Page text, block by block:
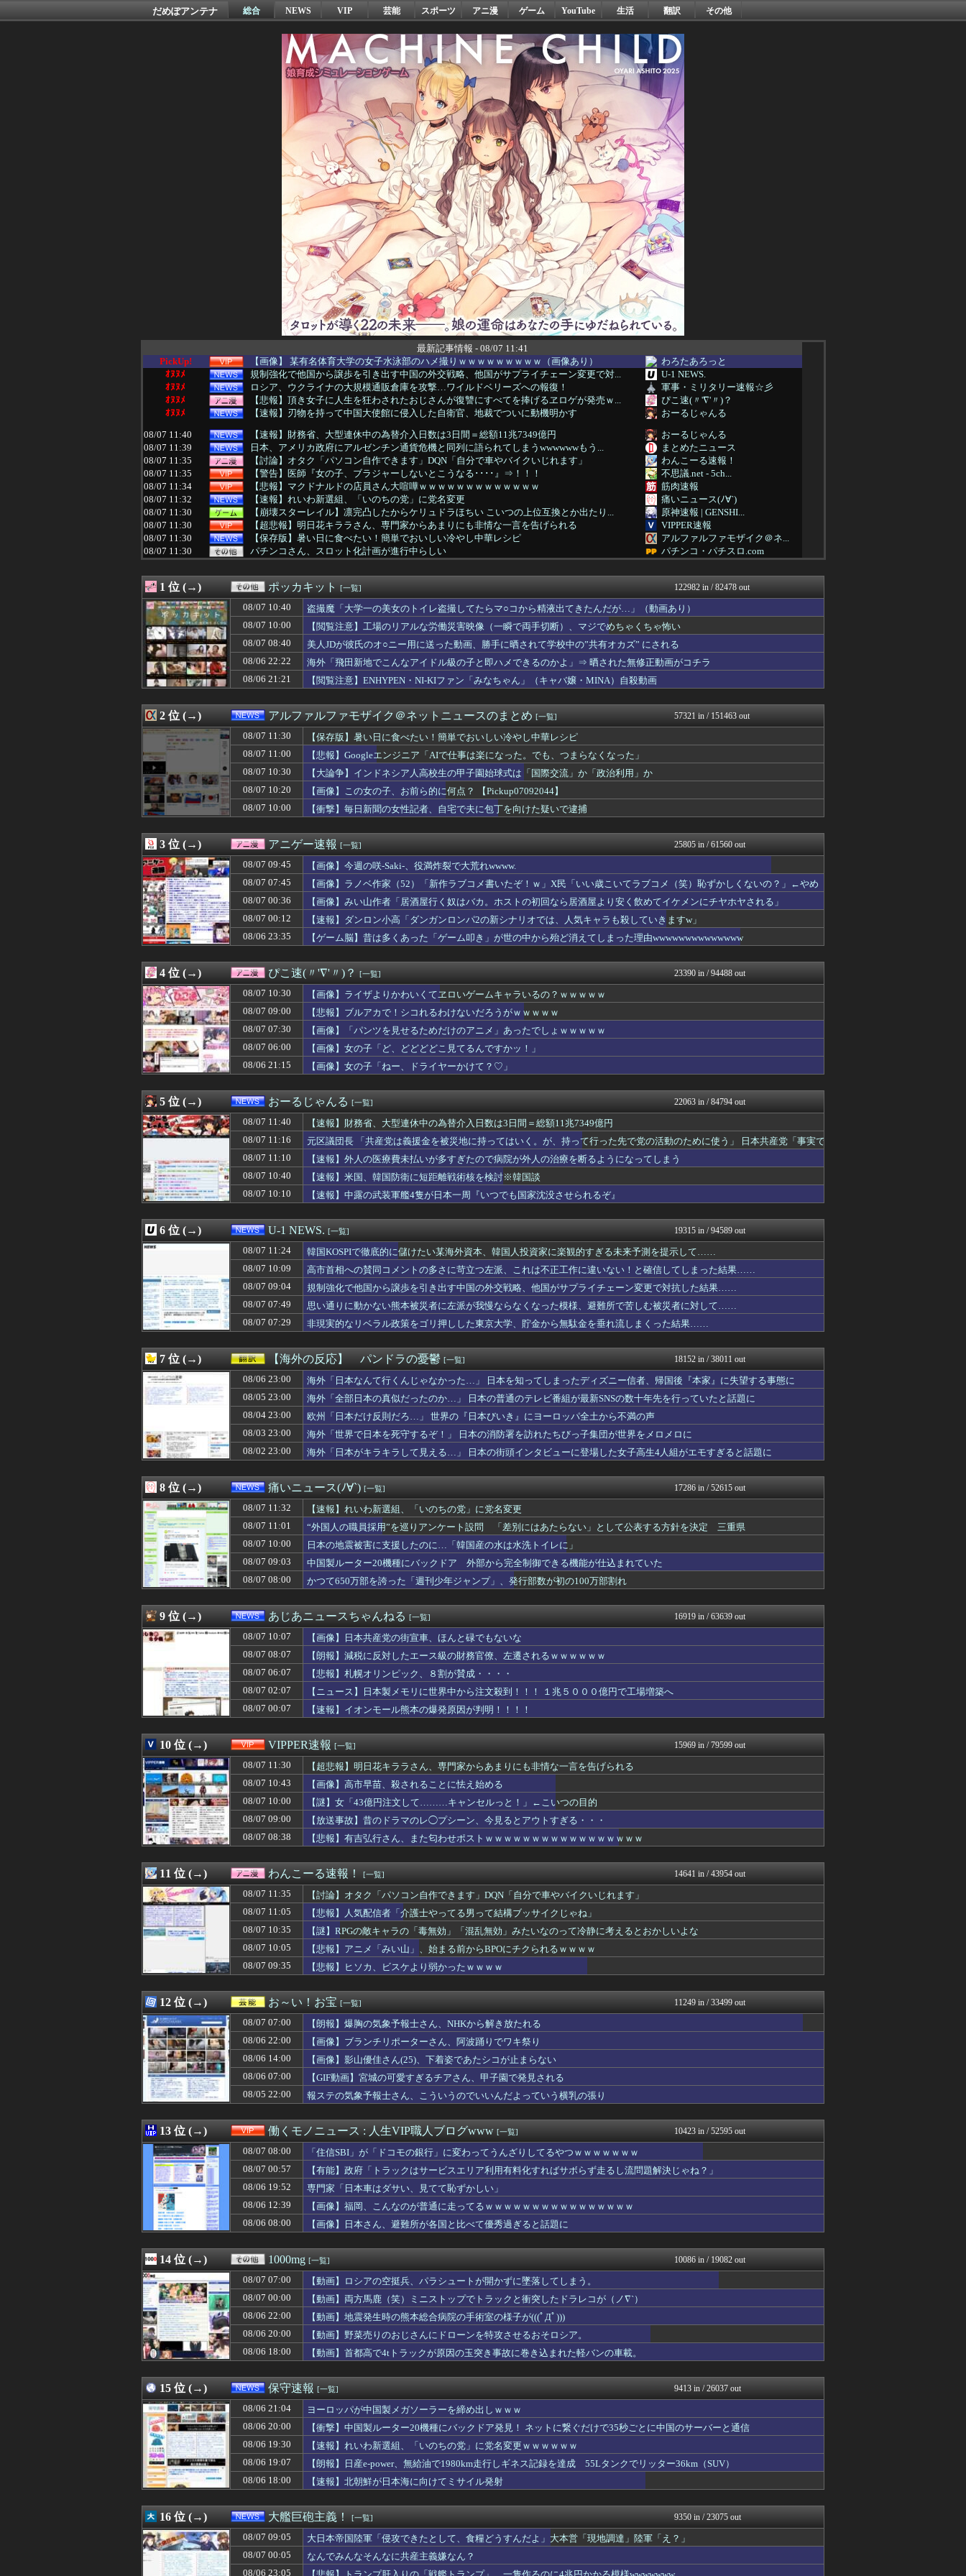
だめぽアンテナ 総合 NEWS VIP 芸能 スポーツ アニ漫 ゲーム YouTube 生活 翻訳 その他
最新記事情報 - 08/07 11:41
PickUp!
【画像】 某有名体育大学の女子水泳部のハメ撮りｗｗｗｗｗｗｗｗｗ（画像あり）
わろたあろっと
ｵﾇﾇﾒ
規制強化で他国から譲歩を引き出す中国の外交戦略、他国がサプライチェーン変更で対...
U-1 NEWS.
ｵﾇﾇﾒ
ロシア、ウクライナの大規模通販倉庫を攻撃…ワイルドベリーズへの報復！
軍事・ミリタリー速報☆彡
ｵﾇﾇﾒ
【悲報】頂き女子に人生を狂わされたおじさんが復讐にすべてを捧げるヱロゲが発売ｗ...
ぴこ速(〃'∇'〃)？
ｵﾇﾇﾒ
【速報】刃物を持って中国大使館に侵入した自衛官、地裁でついに動機明かす
おーるじゃんる
08/07 11:40
【速報】財務省、大型連休中の為替介入日数は3日間＝総額11兆7349億円
おーるじゃんる
08/07 11:39
日本、アメリカ政府にアルゼンチン通貨危機と同列に語られてしまうwwwwwwもう...
まとめたニュース
08/07 11:35
【討論】オタク「パソコン自作できます」DQN「自分で車やバイクいじれます」
わんこーる速報！
08/07 11:35
【警告】医師『女の子、ブラジャーしないとこうなる････』⇒！！！
不思議.net - 5ch...
08/07 11:34
【悲報】マクドナルドの店員さん大喧嘩ｗｗｗｗｗｗｗｗｗｗｗｗｗ
筋肉速報
08/07 11:32
【速報】れいわ新選組、「いのちの党」に党名変更
痛いニュース(ﾉ∀`)
08/07 11:30
【崩壊スターレイル】凛完凸したからケリュドラほちい こいつの上位互換とか出たり...
原神速報 | GENSHI...
08/07 11:30
【超悲報】明日花キララさん、専門家からあまりにも非情な一言を告げられる
VIPPER速報
08/07 11:30
【保存版】暑い日に食べたい！簡単でおいしい冷やし中華レシピ
アルファルファモザイク＠ネ...
08/07 11:30
パチンコさん、スロット化計画が進行中らしい
パチンコ・パチスロ.com
08/07 11:29
【参政党】神谷代表、食料品の消費減税「天下の愚策だ」と批判
日本第一！ニュース録
08/07 11:25
【悲報】風俗嬢と旅行に行った結果ｗｗｗｗｗｗｗｗｗｗwwww
バズッター速報
08/07 11:24
「ウルトラマンゼロコスモライズ～集え！光の勇者たち～」8月14日(金)配信決定...
ヒーローNEWS
08/07 11:24
韓国KOSPIで徹底的に儲けたい某海外資本、韓国人投資家に楽観的すぎる未来予測...
U-1 NEWS.
08/07 11:20
桑原将志(西) 打率.236(203-48) 3本 15打点 出塁率.305 ...
なんじぇいスタジアム＠なん...
08/07 11:19
【悲報】今の小学生のなりたい職業ランキング、ガチで終わる
ぶる速-VIP
08/07 11:18
理想的な年の取り方をしている人
怒り新党～仕返し・復讐・修...
08/07 11:18
【画像】NHK宮﨑あずさアナの胸がデカいと話題になる
アナ速‐女子アナ画像速報
08/07 11:18
【悲報】ブラジルでサッカーの人気がなくなってしまった理由ｗｗｗｗｗｗｗ
08/07 11:18
【朗報】マリオカート「1位弱いです、ドリフト加速します、排気量低いです」←こい...
アニはつ -アニメ発信場-
08/07 11:17
Anduril社が自律型ティルトローター攻撃ドローンのコンセプトで衝撃を与える...
軍事・ミリタリー速報☆彡
08/07 11:16
【朗報】女子陸上選手「過度な撮影制限はやめて欲しい、私のお尻は問題ない」
08/07 11:16
元区議団長 「共産党は義援金を被災地に持ってはいく。が、持って行った先で党の活...
おーるじゃんる
08/07 11:15
【高校野球】青森山田のユニフォームが話題沸騰「涼しそう」「熱中症対策では」「T...
08/07 11:15
増水した川に取り残されたアライグマ、パドルボードで救助されて人の脚の下に潜り込...
08/07 11:15
看護学校通ってる女友達に聞いたら実技実習があるらしい→こうなるwww
まとめCUP
08/07 11:13
神「お前に彼女を与える。『顔』『性格』『体型』に200ポイントを振り分けよ」←...
ダイエット速報＠2ちゃんね...
08/07 11:12
【正論】ナイナイ岡村に世の夫たちが『大共感』してしまうｗｗｗｗｗｗｗｗ
08/07 11:12
浮気相手との性行為時間→3時間、嫁との性行為時間→15分wwwwwwwww
浮気ちゃんねる
08/07 11:12
Amazon、汗が飛び散る灼熱の「マンガ毎週末セール（50%還元）」を開催！
ゴールデンタイムズ
08/07 11:11
【NBA】カーメロ・アンソニーの2年前のブランソンの減額に対する発言が掘り返さ...
08/07 11:10
ダルビッシュ有さん、完全に忘れられる
なんじぇいスタジアム＠なん...
08/07 11:10
【速報】外人の医療費未払いが多すぎたので病院が外人の治療を断るようになってしま...
おーるじゃんる
08/07 11:09
【夢が叶う】桃鈴ねね 1st Live 「花咲く＊ねねねねねねねね超開花！」！...
トレンドの通り道
08/07 11:09
【動画】エ♡チな格好の女の子、カードが拾えなくて詰むｗｗｗｗｗｗｗ
うしみつ-5chまとめ-
08/07 11:08
【画像あり】ジャグラーってここまでやらないと勝てないんだよな
スロ板-RUSH
08/07 11:08
【動画】中国の電動バイクが発火炎上
サイ速
08/07 11:05
【画像】むちむち女子バレーボール選手さん、マジで脱いでしまうｗｗｗｗｗｗｗ
女子アナお宝画像速報－5c...
08/07 11:05
【画像】生活保護女「これが私の今月の家計簿です。これのどこが“いい思い”してる...
不思議.net - 5ch...
08/07 11:05
リゼロ初めて見てるんだけど別に主人公うざくなくね？
08/07 11:05
【悲報】週間少年ジャンプのグッズ(43億円分)を注文し全てキャンセルした女逮捕...
カンダタ速報
08/07 11:04
アメリカ「ヤニねこは黒人をネコ娘にして黒人差別を描いた社会派アニメだ」
08/07 11:03
青葉坂46さん、ついに大変なことが発覚する・・・
08/07 11:03
全員小学4年のロリコンアイドル。これ開いたやつはロリコン確定 ｗｗｗｗ
08/07 11:02
ガンダムエースが謝罪…人気カード付録で2026年9月号が全国的に入手困難に
GUNDAM.LOG｜ガン...
08/07 11:02
ロッテ毛利海大、vs西武0.92 vsその他7.41
08/07 11:01
“外国人の職員採用”を巡りアンケート設問 「差別にはあたらない」として公表する...
痛いニュース(ﾉ∀`)
08/07 11:01
【ウマ娘】世間じゃなんか小さくてかわいい奴が流行ってるらしいな？
ウマ娘まとめ速報うまろぐ
08/07 11:00
従姉妹の娘が「ワイニートのジッジ（金持ち）」にやたら会いに来る理由ｗｗｗｗｗ
08/07 11:00
【悲報】Googleエンジニア「AIで仕事は楽になった。でも、つまらなくなった...
アルファルファモザイク＠ネ...
宮﨑あずさアナ セクシーノースリーブ！！
アナきゃぷ速報
08/07 11:00
Vチューバーはたかがゲームやってるだけでなぜ大金を稼げると思っているのか？
ゲーム実況者速報＠YouT...
08/07 11:00
生涯治るかわからない病気で障害年金1級になった私。だが母に姪へのプレゼントを強...
08/07 11:00
【中編】実家が遠くて里帰りできない私に義母達が義実家に来るよう勧めてくる。3D...
修羅場ライフ速報
08/07 11:00
【セール】Dell、HP、NEC、ASUSなどのノートパソコンがセール中！
08/07 11:00
【VTuber】Google Play「選抜！推しナイン発表会」出演者発表！『...
08/07 11:00
【熊本地震】共産党・寺本けんた「災害募金に関するデマを流す人は被災地への支援を...
モナニュース
08/07 11:00
影山優佳の最新の『下半身』ガチでエグいって・・・
乃木通 乃木坂46櫻坂46...
44歳無職です。精神科に通院中で生活保護を受けてます。妻に酷いことばかりしたの...
すまいる(^-^)ぶろぐ
08/07 11:00
「深酒を控えて」熊本県警がXで注意喚起 「泥酔者」通報頻発、これは地震被害の影...
みそパンNEWS
08/07 11:00
【1/2】夫と死別して実家に戻った私に弟嫁が「男の子だったらあげますよ☆」と妊...
修羅の華-家庭・生活まとめ
08/07 11:00
ムーキーベッツ 打率.233 OPS.685 12年契約 残り8年
MLB NEWS@まとめ
08/07 11:00
【魚】琉球大、宮古島沖で世界2例目・日本初記録の「コモレビアゴアマダイ」発見
常識的に考えた
08/07 11:00
韓国人「撤去対象の最下位等級の橋がヤバすぎる…上はバス、下は散歩道」→「地方自...
韓国ニュース反応まとめ
08/07 11:00
おすすめの脱毛サロン教えてくれよ
ファ板速報
08/07 10:59
一ノ瀬美空ちゃん、本日の｢タダイマ！｣に生出演！！！【乃木坂46】
08/07 10:59
【朗報】Amazon、汗が飛び散る灼熱の「マンガ毎週末セール（50%還元）」を...
ガジェット2ch
08/07 10:57
トイレが一つしかない居酒屋で友人がトイレに籠もってしまった。他の客が我慢の限界...
怒り新党～仕返し・復讐・修...
08/07 10:57
管理会社「エレベーターホールでは遊ばせないでください」私「うちの子じゃないんで...
素敵な鬼女様
この若者言葉の意味分かるならプラス
08/07 10:56
アメリカ発のカジュアルアウトドアブランド「MADDEN（メデン）」のポップアッ...
ファ板速報
08/07 10:56
ナノ・ユニバース、「2026 AUTUMN WINTER PRE ORDER」...
ファ板速報
08/07 10:56
すべてのキャリー・ブラッドショーファンに贈る、Desigualのニュースペーパ...
ファ板速報
08/07 10:56
STACCATO、2026年秋コレクションを発表 8月26日より新作アイテムを...
ファ板速報
08/07 10:56
rienda 20周年記念 乃木坂46 金川紗耶氏を26AW LOOKモデルに...
08/07 10:56
GLOBAL WORKとReebokが初のコラボレーション！名作「CLUB C...
08/07 10:55
高校野球でミスして負けたらそれを一生引きずる事になるって残酷すぎるよな
なんじぇいスタジアム＠なん...
08/07 10:55
【動画】昔のドラマのレ●プシーン、リアルすぎて今見ると完全にアウト
もみあげチャ～シュ～
08/07 10:55
「プチプチ」の川上産業、「プチプチ株式会社」に社名変更 創業58年で [8/...
08/07 10:52
【櫻坂46】メンバー＆OGがラヴィット出演へ！！！
櫻坂46まとめもり～
08/07 10:50
嫁からマジで離婚を切り出されている。俺がネトゲしすぎて全くかまわなかったのが原...
かぞくちゃんねる
08/07 10:50
【問題山積み】結婚記念日に行為拒否された理由がコレwwww旦那の「アル中」生活...
気団まとめ-噫無情-｜嫁・...
08/07 10:47
某ガチャガチャ売場「店内放送でお探しものがありましたらお気軽に近くの従業員へお...
スマブラ屋さん | スマブ...
08/07 10:47
ラジオ体操の子どもの騒がしさ
怒り新党～仕返し・復讐・修...
08/07 10:46
【朗報】アラブ、秋田県に2兆円の投資ｗｗｗｗｗｗｗｗｗ
【朗報】学生なのに月１億稼ぐ嬢、発見される
【画像】高市早苗、殺されることに怯え始める
VIPPER速報
08/07 10:42
長瀬智也さん、バイク画像を投稿するも見た目が汚らしいとネットの女性たちから批判...
08/07 10:41
【画像】カンニング竹山、目の前で嫁を寝取られてて草wwwww
BIPブログ
08/07 10:40
【朗報】杉谷拳士さん、打者としていまいちだった理由が判明ｗｗｗｗｗｗｗｗｗｗｗ
なんじぇいスタジアム＠なん...
08/07 10:40
エッセイスト「原爆を二度と使わせてはならない」→「もちろん中国の核も非難する？...
にゅーすアルー！
08/07 10:40
【速報】米国、韓国防衛に短距離戦術核を検討※韓国談
おーるじゃんる
08/07 10:39
年上の部下への注意の仕方
怒り新党～仕返し・復讐・修...
08/07 10:39
【悲報】町のお弁当屋さん「申し訳ないが消費税1%になったらその分商品代を値上げ...
08/07 10:39
保険屋のおばちゃんが苦手。用事あって家に来てもらったらずっと自分の話ばかり3,...
08/07 10:39
カルティエ
怒り新党～仕返し・復讐・修...
08/07 10:39
友人の親が営む店で車を購入しただけなのに、友人から「裏切った」と責められるよう...
08/07 10:39
【画像】ヤバすぎるペアルック、発見されるｗｗｗwｗｗｗｗｗｗｗｗｗ
08/07 10:36
【悲報】財務省、大型連休中の為替介入額がとんでもないことに！これって俺たちの税...
【サッカー まとめ】サカラ...
08/07 10:35
【謎】RPGの敵キャラの「毒無効」「混乱無効」みたいなのって冷静に考えるとおか...
わんこーる速報！
08/07 10:35
中国にて、誰も欲しがらないEVを「売れたこと」にして補助金を騙し取る事案が横行...
まとめたニュース
08/07 10:35
【画像】見せブラ、流行る！！！！！⇒ｗｗ
不思議.net - 5ch...
08/07 10:34
【女子バレー】185センチ・木村沙織、息子に「高い高い」求められ衝撃展開激白 ...
08/07 10:33
SHEINのブラのレビューで画像有りのフィルタ使うと素人のおっぱい見放題ｗｗｗ...
08/07 10:32
不倫相手(男)の「心」を完全に掴んだ私、こうなってしまう・・・
浮気ちゃんねる
08/07 10:31
西武ファンなんやが まだイケるか？言うてそこまで深刻な状況ちゃうよな？
なんJ PRIDE
彼女が失踪して4年になるんだけど
海外の反応：韓国サッカー協会、国際審判員らを性接待
08/07 10:30
【修羅場】嫁友が「浮気相手にして」→オレが応じないと嘘言いふらしやがった結果ｗ...
気団まとめ-噫無情-｜嫁・...
08/07 10:30
嫁は本当にいい女ですごく美人。しかしエリートイケメンとの度重なるウワキ。そして...
オーバージョイド！
08/07 10:30
【画像】ライザよりかわいくてヱロいゲームキャラいるの？ｗｗｗｗｗ
ぴこ速(〃'∇'〃)？
08/07 10:30
【悲報】保護者「修学旅行は無料化するべき。体験格差を放置するのか」←これ
08/07 10:30
高杉騎手、今週も騎乗なし
08/07 10:30
【ドラゴンボール】カカロット、唐突に独身煽りを初めてしまう…
ああ言えばForYou
08/07 10:30
【崩壊スターレイル】4.7ってちょうどオンパロスカレンダーの謎の印の日にリリー...
原神速報 | GENSHI...
08/07 10:30
[バンダイナムコHD]2027年3月期 第1四半期 決算関連資料公開。上期業績...
08/07 10:30
ナイターってフライ捕るの難しすぎじゃね？
08/07 10:30
パチンコ配信者さん、ミスでSEEDをパンクさせてしまう…
パチンコ・パチスロ.com
08/07 10:29
巨人・高梨雄平、お泊まり不倫愛
なんJ（まとめては）いかん...
08/07 10:29
【謎】『読売巨人軍第○代4番打者』←これほど意味不明な称号ってないよな
なんじぇいスタジアム＠なん...
08/07 10:29
韓国サッカー協会 2011～12年に外国人審判員・監督官ら10数人を性接待（W...
08/07 10:29
私「私と結婚して幸せ？」旦那「お前もそう思うだろ？」→その返事が忘れられず、後...
修羅場ハザード -復讐・D...
08/07 10:29
【朗報】キングダムの河了貂、覚醒する
漫画まとめ速報
08/07 10:29
岸田文雄元首相､円安を阻止するために日米の通貨当局が実施した為替介入は｢一時し...
日本第一！ニュース録
08/07 10:28
【画像】今井春花キャスターの巨乳とクビレが凄すぎる
08/07 10:26
海外「日本で買ったもので自分の国に戻ってからも使い続けてるものってある？」
08/07 10:25
【驚愕】風俗で3Pにハマりすぎた結果ｗｗｗｗｗｗｗｗｗｗwwww
バズッター速報
08/07 10:25
CV石川由依、良キャラ多過ぎ問題ｗｗ
ゲーム魔人
08/07 10:23
【衝撃】「売れるアニメタイトルの凄い法則」に気付いたｗｗｗｗこの法則は…凄すぎ...
デジタルニューススレッド
08/07 10:22
米沢りかのエッセイ漫画で知ってあこがれてたの
ねこのあまやどり
08/07 10:20
DeNA・松尾汐恩、盗塁阻止率 .217で、12球団13人中12位（8月5日現...
08/07 10:20
フランス人「欲張りすぎだ」中村敬斗、ランス残留の可能性を会長が示唆！移籍金が交...
08/07 10:20
【画像】この女の子、お前ら的に何点？ 【Pickup07092044】
アルファルファモザイク＠ネ...
08/07 10:20
ナポリタンスパゲッティ、野菜サラダ←ここに１品加えて最強しろ
なんじぇいスタジアム＠なん...
08/07 10:19
【画像】メキシコのアニオタ、爆乳ｗｗｗ
08/07 10:18
私の誕生日に旦那飲みに行く
08/07 10:18
【衝撃】保護者「修学旅行は無料化するべき。体験格差を放置するのか」←これｗｗｗ...
NEWSぽけまとめーる
08/07 10:16
総資産7億円投資家・桐谷さん大腸がんに「もっとお金使って遊べばよかった」 なんJ PRIDE
1 位 (→) ポッカキット [一覧] 122982 in / 82478 out
08/07 10:40
盗撮魔「大学一の美女のトイレ盗撮してたらマ○コから精液出てきたんだが…」（動画あり）
08/07 10:00
【閲覧注意】工場のリアルな労働災害映像（一瞬で両手切断）、マジでめちゃくちゃ怖い
08/07 08:40
美人JDが彼氏のオ○ニー用に送った動画、勝手に晒されて学校中の”共有オカズ” にされる
08/06 22:22
海外「飛田新地でこんなアイドル級の子と即ハメできるのかよ」⇒ 晒された無修正動画がコチラ
08/06 21:21
【閲覧注意】ENHYPEN・NI-KIファン「みなちゃん」（キャバ嬢・MINA）自殺動画
2 位 (→) アルファルファモザイク＠ネットニュースのまとめ [一覧] 57321 in / 151463 out
08/07 11:30
【保存版】暑い日に食べたい！簡単でおいしい冷やし中華レシピ
08/07 11:00
【悲報】Googleエンジニア「AIで仕事は楽になった。でも、つまらなくなった」
08/07 10:30
【大論争】インドネシア人高校生の甲子園始球式は「国際交流」か「政治利用」か
08/07 10:20
【画像】この女の子、お前ら的に何点？ 【Pickup07092044】
08/07 10:00
【衝撃】毎日新聞の女性記者、自宅で夫に包丁を向けた疑いで逮捕
3 位 (→) アニゲー速報 [一覧] 25805 in / 61560 out
08/07 09:45
【画像】今週の咲-Saki-、役満炸裂で大荒れwwww.
08/07 07:45
【画像】ラノベ作家（52）「新作ラブコメ書いたぞ！ｗ」X民「いい歳こいてラブコメ（笑）恥ずかしくないの？」←やめ
たれｗと話題に
08/07 00:36
【画像】みい山作者「居酒屋行く奴はバカ。ホストの初回なら居酒屋より安く飲めてイケメンにチヤホヤされる」
08/07 00:12
【速報】ダンロン小高「ダンガンロンパ2の新シナリオでは、人気キャラも殺していきますw」
08/06 23:35
【ゲーム脳】昔は多くあった「ゲーム叩き」が世の中から殆ど消えてしまった理由wwwwwwwwwwwwww
4 位 (→) ぴこ速(〃'∇'〃)？ [一覧] 23390 in / 94488 out
08/07 10:30
【画像】ライザよりかわいくてヱロいゲームキャラいるの？ｗｗｗｗｗ
08/07 09:00
【悲報】ブルアカで！シコれるわけないだろうがｗｗｗｗｗ
08/07 07:30
【画像】「パンツを見せるためだけのアニメ」あったでしょｗｗｗｗｗ
08/07 06:00
【画像】女の子「ど、どどどどこ見てるんですかッ！」
08/06 21:15
【画像】女の子「ねー、ドライヤーかけて？♡」
5 位 (→) おーるじゃんる [一覧] 22063 in / 84794 out
08/07 11:40
【速報】財務省、大型連休中の為替介入日数は3日間＝総額11兆7349億円
08/07 11:16
元区議団長 「共産党は義援金を被災地に持ってはいく。が、持って行った先で党の活動のために使う」 日本共産党「事実で
はありません」
08/07 11:10
【速報】外人の医療費未払いが多すぎたので病院が外人の治療を断るようになってしまう
08/07 10:40
【速報】米国、韓国防衛に短距離戦術核を検討※韓国談
08/07 10:10
【速報】中露の武装軍艦4隻が日本一周『いつでも国家沈没させられるぞ』
6 位 (→) U-1 NEWS. [一覧] 19315 in / 94589 out
08/07 11:24
韓国KOSPIで徹底的に儲けたい某海外資本、韓国人投資家に楽観的すぎる未来予測を提示して……
08/07 10:09
高市首相への賛同コメントの多さに苛立つ左派、これは不正工作に違いない！と確信してしまった結果……
08/07 09:04
規制強化で他国から譲歩を引き出す中国の外交戦略、他国がサプライチェーン変更で対抗した結果……
08/07 07:49
思い通りに動かない熊本被災者に左派が我慢ならなくなった模様、避難所で苦しむ被災者に対して……
08/07 07:29
非現実的なリベラル政策をゴリ押しした東京大学、貯金から無駄金を垂れ流しまくった結果……
7 位 (→) 【海外の反応】 パンドラの憂鬱 [一覧] 18152 in / 38011 out
08/06 23:00
海外「日本なんて行くんじゃなかった…」 日本を知ってしまったディズニー信者、帰国後『本家』に失望する事態に
08/05 23:00
海外「全部日本の真似だったのか…」 日本の普通のテレビ番組が最新SNSの数十年先を行っていたと話題に
08/04 23:00
欧州「日本だけ反則だろ…」 世界の『日本びいき』にヨーロッパ全土から不満の声
08/03 23:00
海外「世界で日本を死守するぞ！」 日本の消防署を訪れたちびっ子集団が世界をメロメロに
08/02 23:00
海外「日本がキラキラして見える…」 日本の街頭インタビューに登場した女子高生4人組がエモすぎると話題に
8 位 (→) 痛いニュース(ﾉ∀`) [一覧] 17286 in / 52615 out
08/07 11:32
【速報】れいわ新選組、「いのちの党」に党名変更
08/07 11:01
“外国人の職員採用”を巡りアンケート設問 「差別にはあたらない」として公表する方針を決定 三重県
08/07 10:00
日本の地震被害に支援したのに…「韓国産の水は水洗トイレに」
08/07 09:03
中国製ルーター20機種にバックドア 外部から完全制御できる機能が仕込まれていた
08/07 08:00
かつて650万部を誇った「週刊少年ジャンプ」、発行部数が初の100万部割れ
9 位 (→) あじあニュースちゃんねる [一覧] 16919 in / 63639 out
08/07 10:07
【画像】日本共産党の街宣車、ほんと碌でもないな
08/07 08:07
【朗報】減税に反対したエース級の財務官僚、左遷されるｗｗｗｗｗｗ
08/07 06:07
【悲報】札幌オリンピック、８割が賛成・・・・
08/07 02:07
【ニュース】日本製メモリに世界中から注文殺到！！！ １兆５０００億円で工場増築へ
08/07 00:07
【速報】イオンモール熊本の爆発原因が判明！！！！
10 位 (→) VIPPER速報 [一覧] 15969 in / 79599 out
08/07 11:30
【超悲報】明日花キララさん、専門家からあまりにも非情な一言を告げられる
08/07 10:43
【画像】高市早苗、殺されることに怯え始める
08/07 10:00
【謎】女「43億円注文して………キャンセルっと！」←こいつの目的
08/07 09:00
【放送事故】昔のドラマのレ◯プシーン、今見るとアウトすぎる・・・
08/07 08:38
【悲報】有吉弘行さん、また匂わせポストｗｗｗｗｗｗｗｗｗｗｗｗｗｗｗｗｗ
11 位 (→) わんこーる速報！ [一覧] 14641 in / 43954 out
08/07 11:35
【討論】オタク「パソコン自作できます」DQN「自分で車やバイクいじれます」
08/07 11:05
【悲報】人気配信者「介護士やってる男って結構ブッサイクじゃね」
08/07 10:35
【謎】RPGの敵キャラの「毒無効」「混乱無効」みたいなのって冷静に考えるとおかしいよな
08/07 10:05
【悲報】アニメ「みい山」、始まる前からBPOにチクられるｗｗｗｗ
08/07 09:35
【悲報】ヒソカ、ビスケより弱かったｗｗｗｗ
12 位 (→) お～い！お宝 [一覧] 11249 in / 33499 out
08/07 07:00
【朗報】爆胸の気象予報士さん、NHKから解き放たれる
08/06 22:00
【画像】ブランチリポーターさん、阿波踊りでワキ祭り
08/06 14:00
【画像】影山優佳さん(25)、下着姿であたシコが止まらない
08/06 07:00
【GIF動画】宮城の可愛すぎるチアさん、甲子園で発見される
08/05 22:00
報ステの気象予報士さん、こういうのでいいんだよっていう横乳の張り
13 位 (→) 働くモノニュース : 人生VIP職人ブログwww [一覧] 10423 in / 52595 out
08/07 08:00
「住信SBI」が「ドコモの銀行」に変わってうんざりしてるやつｗｗｗｗｗｗｗ
08/07 00:57
【有能】政府「トラックはサービスエリア利用有料化すればサボらず走るし流問題解決じゃね？」
08/06 19:52
専門家「日本車はダサい、見てて恥ずかしい」
08/06 12:39
【画像】福岡、こんなのが普通に走ってるｗｗｗｗｗｗｗｗｗｗｗｗｗｗｗｗ
08/06 08:00
【画像】日本さん、避難所が各国と比べて優秀過ぎると話題に
14 位 (→) 1000mg [一覧] 10086 in / 19082 out
08/07 07:00
【動画】ロシアの空挺兵、パラシュートが開かずに墜落してしまう。
08/07 00:00
【動画】両方馬鹿（笑）ミニストップでトラックと衝突したドラレコが（ノ∇`）
08/06 22:00
【動画】地震発生時の熊本総合病院の手術室の様子が(((ﾟДﾟ)))
08/06 20:00
【動画】野菜売りのおじさんにドローンを特攻させるおそロシア。
08/06 18:00
【動画】首都高で4tトラックが原因の玉突き事故に巻き込まれた軽バンの車載。
15 位 (→) 保守速報 [一覧] 9413 in / 26037 out
08/06 21:04
ヨーロッパが中国製メガソーラーを締め出しｗｗｗ
08/06 20:00
【衝撃】中国製ルーター20機種にバックドア発見！ ネットに繋ぐだけで35秒ごとに中国のサーバーと通信
08/06 19:30
【速報】れいわ新選組、「いのちの党」に党名変更ｗｗｗｗｗｗ
08/06 19:07
【朗報】日産e-power、無給油で1980km走行しギネス記録を達成 55Lタンクでリッター36km（SUV）
08/06 18:00
【速報】北朝鮮が日本海に向けてミサイル発射
16 位 (→) 大艦巨砲主義！ [一覧] 9350 in / 23075 out
08/07 09:05
大日本帝国陸軍「侵攻できたとして、食糧どうすんだよ」大本営「現地調達」陸軍「え？」
08/07 00:05
なんでみんなそんなに共産主義嫌なん？
08/06 23:05